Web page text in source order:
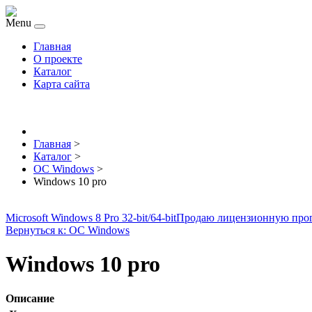
Menu
Главная
О проекте
Каталог
Карта сайта
Главная >
Каталог >
ОС Windows >
Windows 10 pro
Microsoft Windows 8 Pro 32-bit/64-bitПродаю лицензионную
Вернуться к: ОС Windows
Windows 10 pro
Описание